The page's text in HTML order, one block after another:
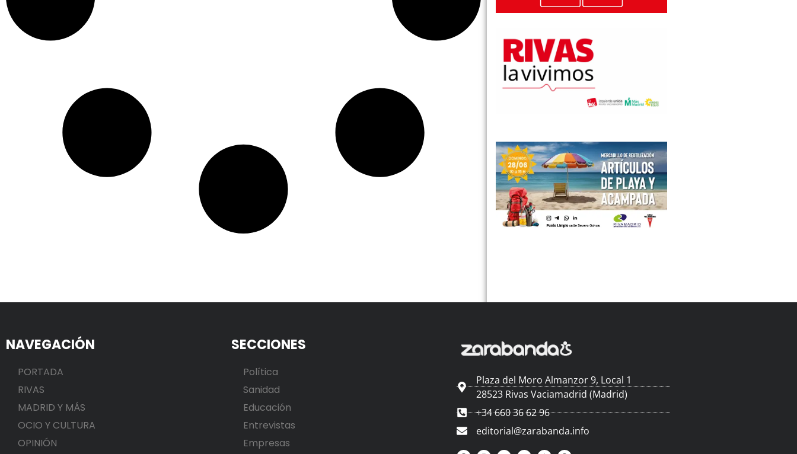
NAVEGACIÓN
PORTADA
RIVAS
MADRID Y MÁS
OCIO Y CULTURA
OPINIÓN
SECCIONES
Política
Sanidad
Educación
Entrevistas
Empresas
Plaza del Moro Almanzor 9, Local 1
28523 Rivas Vaciamadrid (Madrid)
+34 660 36 62 96
editorial@zarabanda.info